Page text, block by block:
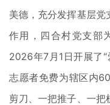
美德，充分发挥基层
作用，四合村党支部
2026年7月1日开展了
志愿者免费为辖区内
剪刀、一把推子、一把